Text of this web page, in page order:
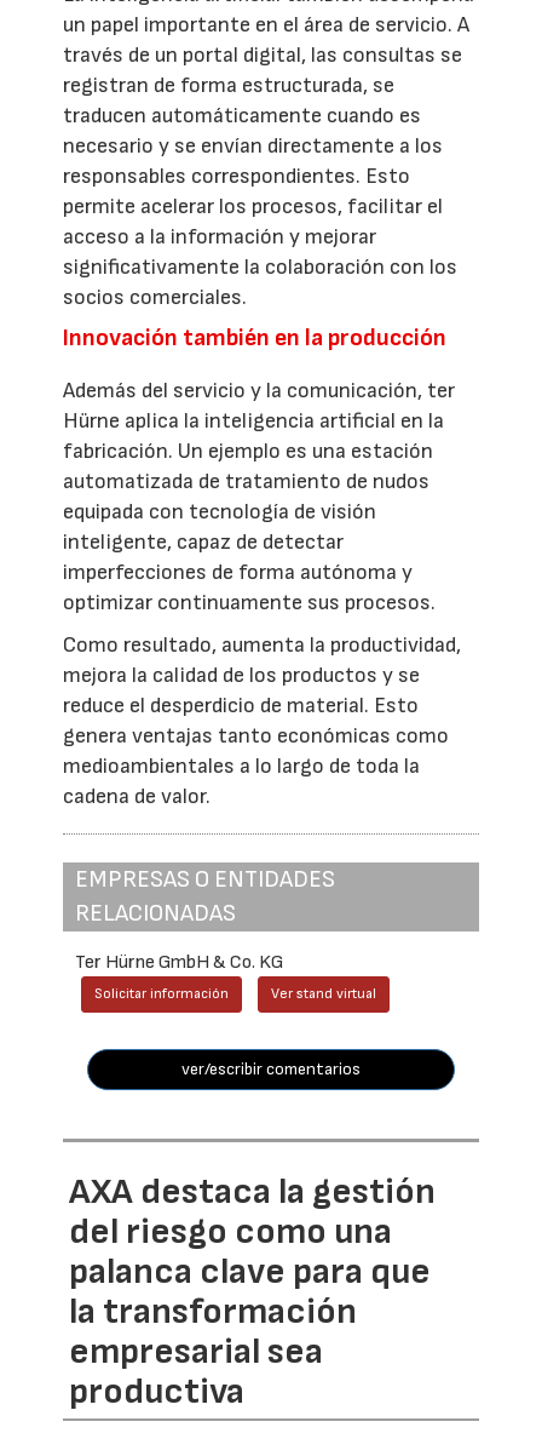
un papel importante en el área de servicio. A
través de un portal digital, las consultas se
registran de forma estructurada, se
traducen automáticamente cuando es
necesario y se envían directamente a los
responsables correspondientes. Esto
permite acelerar los procesos, facilitar el
acceso a la información y mejorar
significativamente la colaboración con los
socios comerciales.
Innovación también en la producción
Además del servicio y la comunicación, ter
Hürne aplica la inteligencia artificial en la
fabricación. Un ejemplo es una estación
automatizada de tratamiento de nudos
equipada con tecnología de visión
inteligente, capaz de detectar
imperfecciones de forma autónoma y
optimizar continuamente sus procesos.
Como resultado, aumenta la productividad,
mejora la calidad de los productos y se
reduce el desperdicio de material. Esto
genera ventajas tanto económicas como
medioambientales a lo largo de toda la
cadena de valor.
EMPRESAS O ENTIDADES
RELACIONADAS
Ter Hürne GmbH & Co. KG
Solicitar información Ver stand virtual
ver/escribir comentarios
AXA destaca la gestión
del riesgo como una
palanca clave para que
la transformación
empresarial sea
productiva